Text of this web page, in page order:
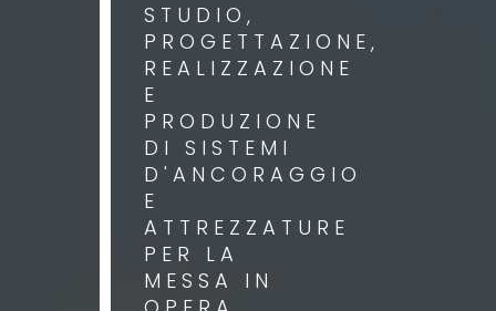
STUDIO,
PROGETTAZIONE,
REALIZZAZIONE
E
PRODUZIONE
DI SISTEMI
D'ANCORAGGIO
E
ATTREZZATURE
PER LA
MESSA IN